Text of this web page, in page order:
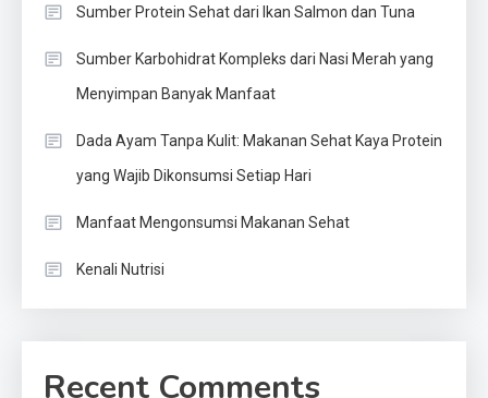
Sumber Protein Sehat dari Ikan Salmon dan Tuna
Sumber Karbohidrat Kompleks dari Nasi Merah yang
Menyimpan Banyak Manfaat
Dada Ayam Tanpa Kulit: Makanan Sehat Kaya Protein
yang Wajib Dikonsumsi Setiap Hari
Manfaat Mengonsumsi Makanan Sehat
Kenali Nutrisi
Recent Comments